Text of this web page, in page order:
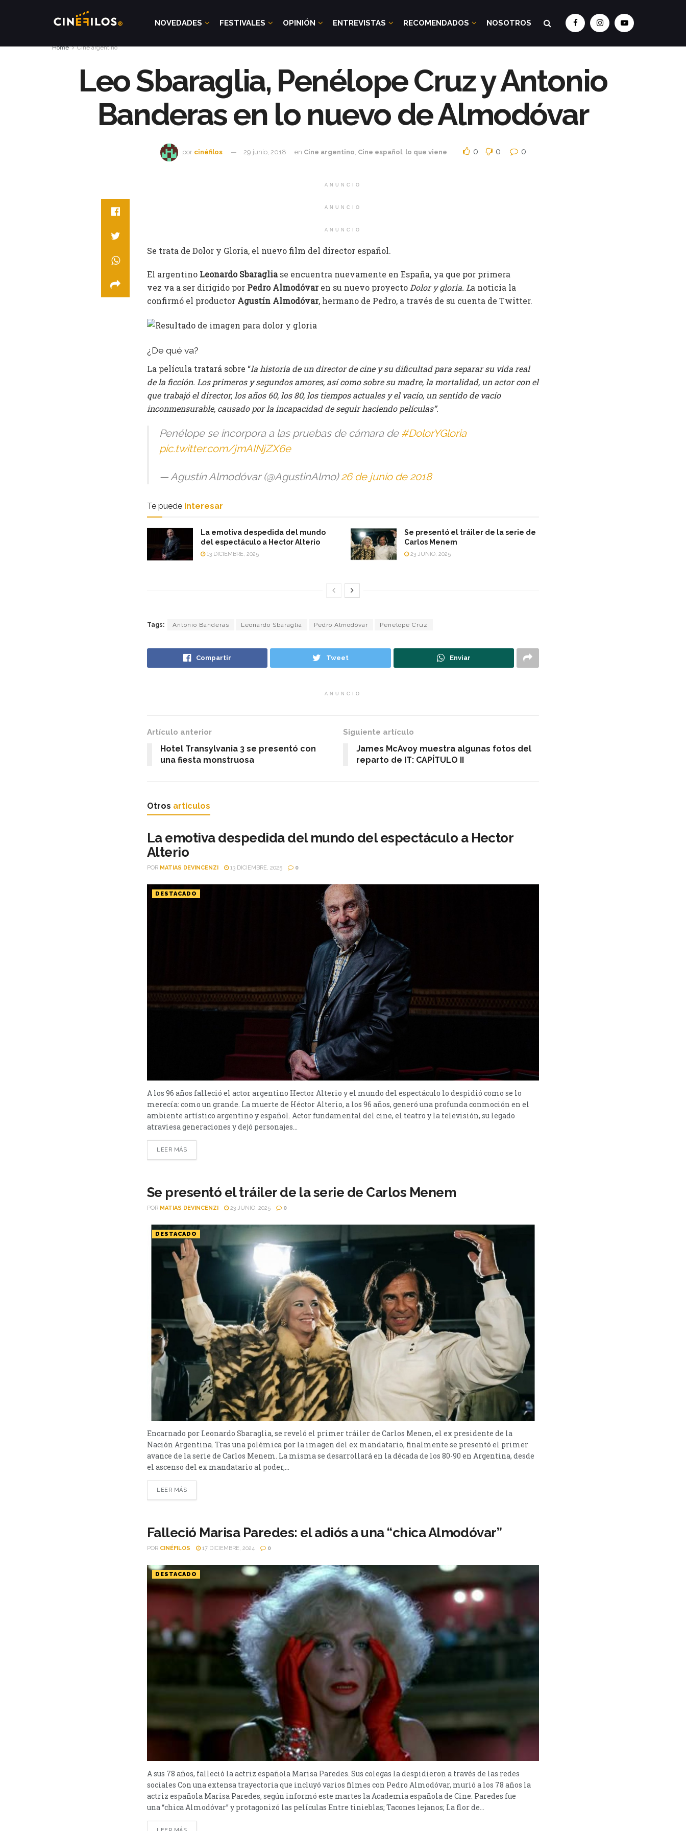
NOVEDADES FESTIVALES OPINIÓN ENTREVISTAS RECOMENDADOS NOSOTROS
Home Cine argentino
Leo Sbaraglia, Penélope Cruz y Antonio
Banderas en lo nuevo de Almodóvar
por cinéfilos 29 junio, 2018 en Cine argentino Cine español, lo que viene 0 0 0
ANUNCIO
ANUNCIO
ANUNCIO
Se trata de Dolor y Gloria, el nuevo film del director español.
El argentino Leonardo Sbaragliase encuentra nuevamente en España, ya que por primera
vez va a ser dirigido por Pedro Almodóvaren su nuevo proyecto Dolor y gloria. La noticia la
confirmó el productor Agustín Almodóvar, hermano de Pedro, a través de su cuenta de Twitter.
¿De qué va?
La película tratará sobre “la historia de un director de cine y su dificultad para separar su vida real
de la ficción. Los primeros y segundos amores, así como sobre su madre, la mortalidad, un actor con el
que trabajó el director, los años 60, los 80, los tiempos actuales y el vacío, un sentido de vacío
inconmensurable, causado por la incapacidad de seguir haciendo películas”.
Penélope se incorpora a las pruebas de cámara de #DolorYGloria
pic.twitter.com/jmAINjZX6e
— Agustín Almodóvar (@AgustinAlmo)26 de junio de 2018
Te puede interesar
La emotiva despedida del mundo
del espectáculo a Hector Alterio
13 DICIEMBRE, 2025
Se presentó el tráiler de la serie de
Carlos Menem
23 JUNIO, 2025
Tags: Antonio Banderas Leonardo Sbaraglia Pedro Almodóvar Penelope Cruz
Compartir Tweet Enviar
ANUNCIO
Artículo anterior
Hotel Transylvania 3 se presentó con
una fiesta monstruosa
Siguiente artículo
James McAvoy muestra algunas fotos del
reparto de IT: CAPÍTULO II
Otros artículos
La emotiva despedida del mundo del espectáculo a Hector
Alterio
POR MATIAS DEVINCENZI 13 DICIEMBRE, 2025 0
DESTACADO
A los 96 años falleció el actor argentino Hector Alterio y el mundo del espectáculo lo despidió como se lo
merecía: como un grande. La muerte de Héctor Alterio, a los 96 años, generó una profunda conmoción en el
ambiente artístico argentino y español. Actor fundamental del cine, el teatro y la televisión, su legado
atraviesa generaciones y dejó personajes...
LEER MÁS
Se presentó el tráiler de la serie de Carlos Menem
POR MATIAS DEVINCENZI 23 JUNIO, 2025 0
DESTACADO
Encarnado por Leonardo Sbaraglia, se reveló el primer tráiler de Carlos Menen, el ex presidente de la
Nación Argentina. Tras una polémica por la imagen del ex mandatario, finalmente se presentó el primer
avance de la serie de Carlos Menem. La misma se desarrollará en la década de los 80-90 en Argentina, desde
el ascenso del ex mandatario al poder,...
LEER MÁS
Falleció Marisa Paredes: el adiós a una “chica Almodóvar”
POR CINÉFILOS 17 DICIEMBRE, 2024 0
DESTACADO
A sus 78 años, falleció la actriz española Marisa Paredes. Sus colegas la despidieron a través de las redes
sociales Con una extensa trayectoria que incluyó varios filmes con Pedro Almodóvar, murió a los 78 años la
actriz española Marisa Paredes, según informó este martes la Academia española de Cine. Paredes fue
una “chica Almodóvar” y protagonizó las películas Entre tinieblas; Tacones lejanos; La flor de...